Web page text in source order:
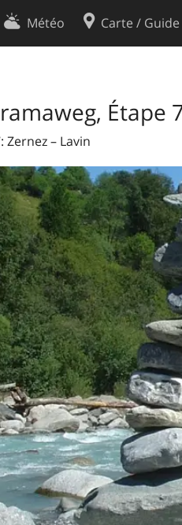
Météo Carte / Guide
Étape
– Lavin
Conditions d’utilisation
Protection des données